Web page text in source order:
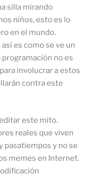
silla mirando
niños, esto es lo
en el mundo.
es como se ve un
no es
involucrar a estos
contra este
este mito.
reales que viven
pasatiempos y no se
memes en Internet.